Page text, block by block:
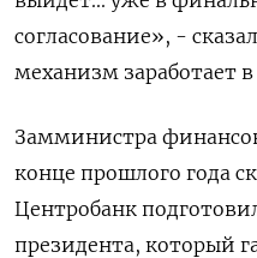
согласование», -
механизм заработает в
Замминистра
конце прошлого года
Центробанк
президента, который